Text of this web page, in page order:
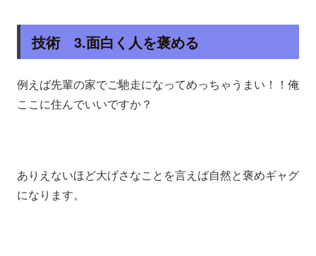
技術 3.面白く人を褒める
例えば先輩の家でご馳走になってめっちゃうまい！！俺
ここに住んでいいですか？
ありえないほど大げさなことを言えば自然と褒めギャグ
になります。